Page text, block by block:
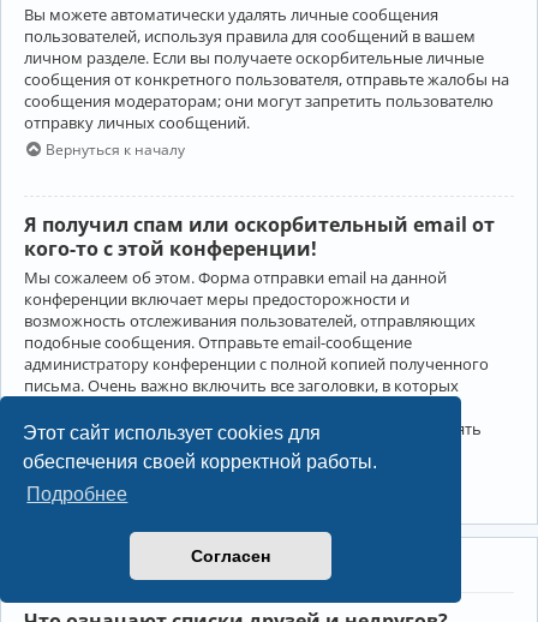
Этот сайт использует cookies для
обеспечения своей корректной работы.
Подробнее
Согласен
Вы можете автоматически удалять личные сообщения
пользователей, используя правила для сообщений в вашем
личном разделе. Если вы получаете оскорбительные личные
сообщения от конкретного пользователя, отправьте жалобы на
сообщения модераторам; они могут запретить пользователю
отправку личных сообщений.
Вернуться к началу
Я получил спам или оскорбительный email от
кого-то с этой конференции!
Мы сожалеем об этом. Форма отправки email на данной
конференции включает меры предосторожности и
возможность отслеживания пользователей, отправляющих
подобные сообщения. Отправьте email-сообщение
администратору конференции с полной копией полученного
письма. Очень важно включить все заголовки, в которых
Администратор конференции сможет в этом случае принять
меры.
Друзья и недруги